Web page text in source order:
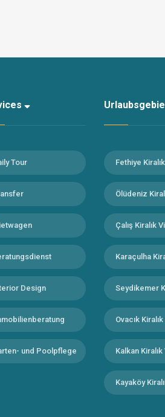
Tour
Design
und Poolpflege
Fethiye
Ölüdeniz
Çalış Kiralık
Karaçulha
Seydikemer
Ovacık
Kalkan Kiralık
Kayaköy